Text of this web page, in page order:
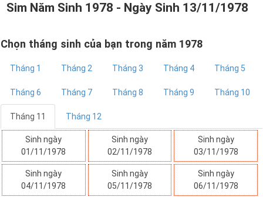
Sim Năm Sinh 1978 - Ngày Sinh 13/11/1978
Chọn tháng sinh của bạn trong năm 1978
Tháng 1 Tháng 2 Tháng 3 Tháng 4 Tháng 5
Tháng 6 Tháng 7 Tháng 8 Tháng 9 Tháng 10
Tháng 11 Tháng 12
Sinh ngày
01/11/1978
Sinh ngày
02/11/1978
Sinh ngày
03/11/1978
Sinh ngày
04/11/1978
Sinh ngày
05/11/1978
Sinh ngày
06/11/1978